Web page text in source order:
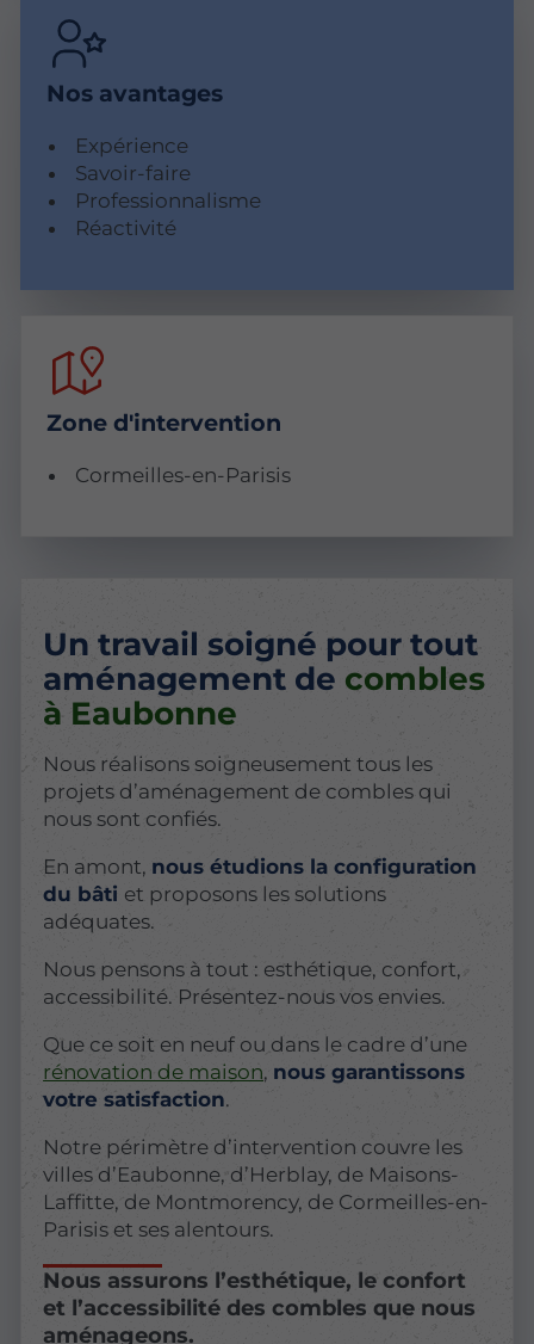
Nos avantages
Expérience
Savoir-faire
Professionnalisme
Réactivité
Zone d'intervention
Cormeilles-en-Parisis
Un travail soigné pour tout
aménagement de combles
à Eaubonne
Nous réalisons soigneusement tous les
projets d’aménagement de combles qui
nous sont confiés.
En amont, nous étudions la configuration
du bâti et proposons les solutions
adéquates.
Nous pensons à tout : esthétique, confort,
accessibilité. Présentez-nous vos envies.
Que ce soit en neuf ou dans le cadre d’une
rénovation de maison, nous garantissons
votre satisfaction.
Notre périmètre d’intervention couvre les
villes d’Eaubonne, d’Herblay, de Maisons-
Laffitte, de Montmorency, de Cormeilles-en-
Parisis et ses alentours.
Nous assurons l’esthétique, le confort
et l’accessibilité des combles que nous
aménageons.